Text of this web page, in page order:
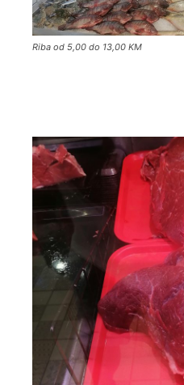
Riba od 5,00 do 13,00 KM